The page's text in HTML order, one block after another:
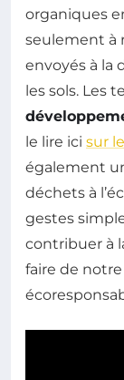
organiques
seulement à
envoyés à la
les sols. Les
le lire ici sur
également
déchets à
gestes
contribuer à
faire de